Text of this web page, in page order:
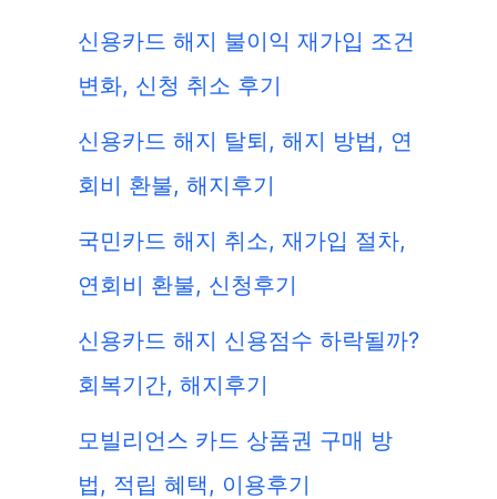
신용카드 해지 불이익 재가입 조건
변화, 신청 취소 후기
신용카드 해지 탈퇴, 해지 방법, 연
회비 환불, 해지후기
국민카드 해지 취소, 재가입 절차,
연회비 환불, 신청후기
신용카드 해지 신용점수 하락될까?
회복기간, 해지후기
모빌리언스 카드 상품권 구매 방
법, 적립 혜택, 이용후기